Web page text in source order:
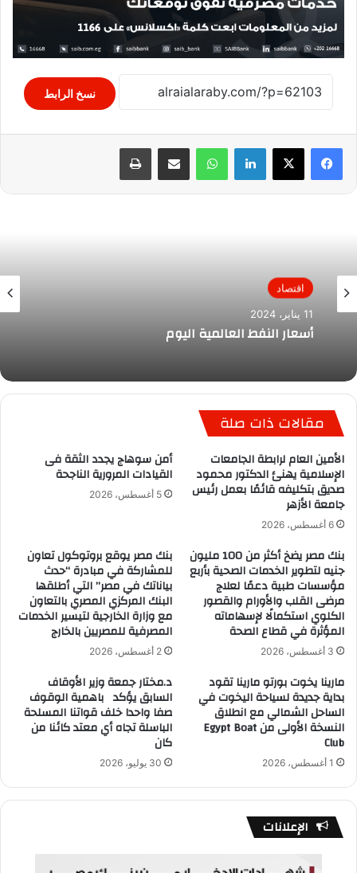
نسخ الرابط
لينكدإن واتساب مشاركة عبر البريد طباعة
اقتصاد
11 يناير، 2024
أسعار النفط العالمية اليوم
مقالات ذات صلة
الأمين العام لرابطة الجامعات
الإسلامية يهنئ الدكتور محمود
صديق بتكليفه قائمًا بعمل رئيس
جامعة الأزهر
6 أغسطس، 2026
أمن سوهاج يجدد الثقة فى
القيادات المرورية الناجحة
5 أغسطس، 2026
بنك مصر يضخ أكثر من 100 مليون
جنيه لتطوير الخدمات الصحية بأربع
مؤسسات طبية دعمًا لعلاج
مرضى القلب والأورام والقصور
الكلوي استكمالًا لإسهاماته
المؤثرة في قطاع الصحة
3 أغسطس، 2026
بنك مصر يوقع بروتوكول تعاون
للمشاركة في مبادرة “حدث
بياناتك في مصر” التي أطلقها
البنك المركزي المصري بالتعاون
مع وزارة الخارجية لتيسير الخدمات
المصرفية للمصريين بالخارج
2 أغسطس، 2026
مارينا يخوت بورتو مارينا تقود
بداية جديدة لسياحة اليخوت في
الساحل الشمالي مع انطلاق
النسخة الأولى من Egypt Boat
Club
1 أغسطس، 2026
د.مختار جمعة وزير الأوقاف
السابق يؤكد باهمية الوقوف
صفا واحدا خلف قواتنا المسلحة
الباسلة تجاه أي معتد كائنا من
كان
30 يوليو، 2026
الإعلانات